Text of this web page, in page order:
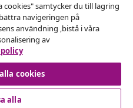
är en webbshop från
cookies" samtycker du till lagring
navigeringen på
användning ,bistå i våra
av
cookies
alla